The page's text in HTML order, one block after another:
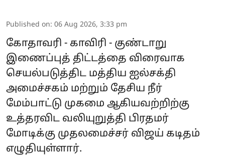
Published on: 06 Aug 2026, 3:33 pm
கோதாவரி - காவிரி - குண்டாறு
இணைப்புத் திட்டத்தை விரைவாக
செயல்படுத்திட மத்திய ஐல்சக்தி
அமைச்சகம் மற்றும் தேசிய நீர்
மேம்பாட்டு முகமை ஆகியவற்றிற்கு
உத்தரவிட வலியுறுத்தி பிரதமர்
மோடிக்கு முதலமைச்சர் விஜய் கடிதம்
எழுதியுள்ளார்.